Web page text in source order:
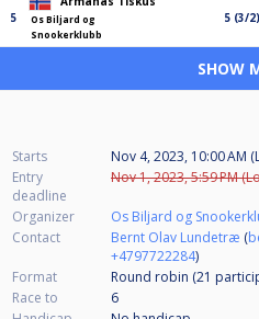
5
Os Biljard og
Snookerklubb
5 (3/2)
SHOW
Starts
Nov 4, 2023, 10:00 AM
Entry
deadline
Nov 1, 2023, 5:59 PM
Organizer
Os Biljard og
Contact
Bernt Olav Lundetræ (
+4797722284)
Format
Round robin (21
Race to
6